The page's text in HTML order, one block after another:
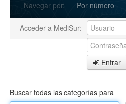
Navegar por: Por número
Acceder a MediSur:
Entrar
Buscar todas las categorías para